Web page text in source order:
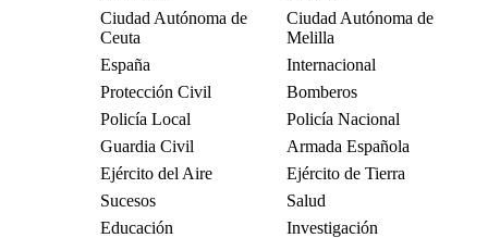
Ciudad Autónoma de
Ceuta
Ciudad Autónoma de
Melilla
España
Internacional
Protección Civil
Bomberos
Policía Local
Policía Nacional
Guardia Civil
Armada Española
Ejército del Aire
Ejército de Tierra
Sucesos
Salud
Educación
Investigación